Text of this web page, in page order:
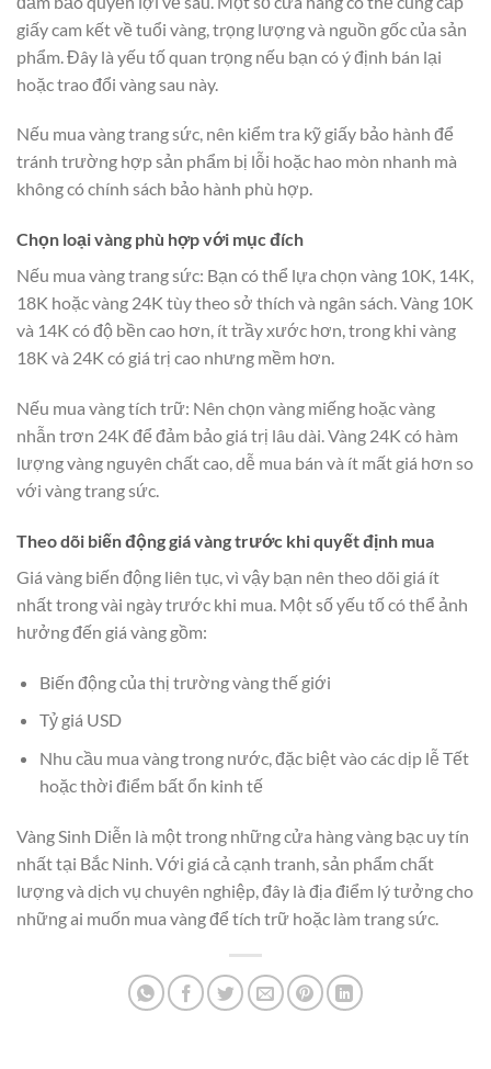
giấy cam kết về tuổi vàng, trọng lượng và nguồn gốc của sản
phẩm. Đây là yếu tố quan trọng nếu bạn có ý định bán lại
hoặc trao đổi vàng sau này.
Nếu mua vàng trang sức, nên kiểm tra kỹ giấy bảo hành để
tránh trường hợp sản phẩm bị lỗi hoặc hao mòn nhanh mà
không có chính sách bảo hành phù hợp.
Chọn loại vàng phù hợp với mục đích
Nếu mua vàng trang sức: Bạn có thể lựa chọn vàng 10K, 14K,
18K hoặc vàng 24K tùy theo sở thích và ngân sách. Vàng 10K
và 14K có độ bền cao hơn, ít trầy xước hơn, trong khi vàng
18K và 24K có giá trị cao nhưng mềm hơn.
Nếu mua vàng tích trữ: Nên chọn vàng miếng hoặc vàng
nhẫn trơn 24K để đảm bảo giá trị lâu dài. Vàng 24K có hàm
lượng vàng nguyên chất cao, dễ mua bán và ít mất giá hơn so
với vàng trang sức.
Theo dõi biến động giá vàng trước khi quyết định mua
Giá vàng biến động liên tục, vì vậy bạn nên theo dõi giá ít
nhất trong vài ngày trước khi mua. Một số yếu tố có thể ảnh
hưởng đến giá vàng gồm:
Biến động của thị trường vàng thế giới
Tỷ giá USD
Nhu cầu mua vàng trong nước, đặc biệt vào các dịp lễ Tết
hoặc thời điểm bất ổn kinh tế
Vàng Sinh Diễn là một trong những cửa hàng vàng bạc uy tín
nhất tại Bắc Ninh. Với giá cả cạnh tranh, sản phẩm chất
lượng và dịch vụ chuyên nghiệp, đây là địa điểm lý tưởng cho
những ai muốn mua vàng để tích trữ hoặc làm trang sức.